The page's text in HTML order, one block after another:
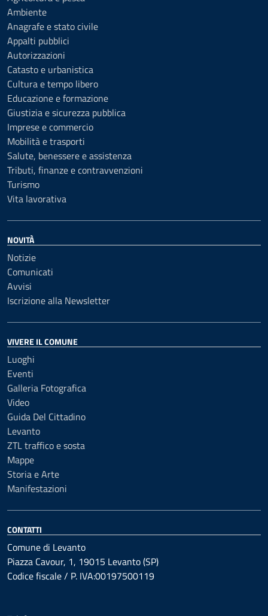
Ambiente
Anagrafe e stato civile
Appalti pubblici
Autorizzazioni
Catasto e urbanistica
Cultura e tempo libero
Educazione e formazione
Giustizia e sicurezza pubblica
Imprese e commercio
Mobilità e trasporti
Salute, benessere e assistenza
Tributi, finanze e contravvenzioni
Turismo
Vita lavorativa
NOVITÀ
Notizie
Comunicati
Avvisi
Iscrizione alla Newsletter
VIVERE IL COMUNE
Luoghi
Eventi
Galleria Fotografica
Video
Guida Del Cittadino
Levanto
ZTL traffico e sosta
Mappe
Storia e Arte
Manifestazioni
CONTATTI
Comune di Levanto
Piazza Cavour, 1, 19015 Levanto (SP)
Codice fiscale / P. IVA:00197500119